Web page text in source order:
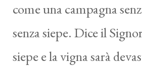
come una campagna
senza siepe. Dice il
siepe e la vigna sarà